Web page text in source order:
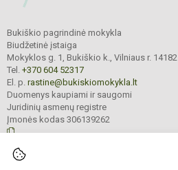
Bukiškio pagrindinė mokykla
Biudžetinė įstaiga
Mokyklos g. 1, Bukiškio k., Vilniaus r. 14182
Tel. +370 604 52317
El. p. rastine@bukiskiomokykla.lt
Duomenys kaupiami ir saugomi
Juridinių asmenų registre
Įmonės kodas 306139262